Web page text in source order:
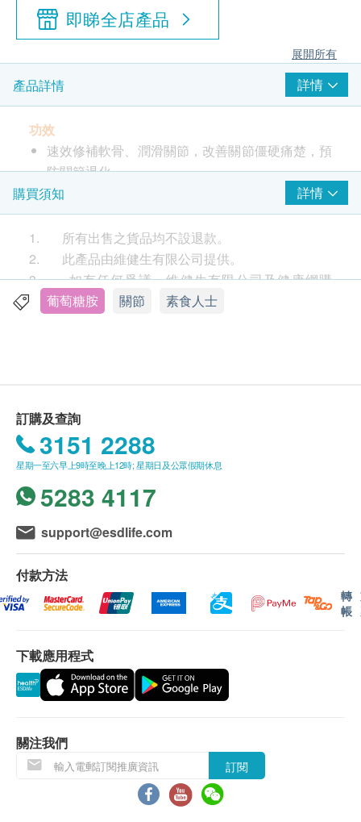
即睇全店產品
展開所有
產品詳情 詳情
功效
速效修補軟骨、潤滑關節，改善關節僵硬痛楚，預
防關節退化
研究證實91.4%用家4星期紓緩膝關節痛*
研究顯示經常使用電子產品易引至頸部不適#
維持肝臟健康
天然葡萄糖胺提煉自菌類，適合素食者
適合低頭族、膝蓋酸軟無力、行動不順、關節退
化/勞損/曾受傷人士
服用方法
成人每日服2次，每次1粒， 隨餐服用。
成份
素食鹽酸葡萄糖胺、薑黃根莖提取物
注意事項
如您正在懷孕或哺乳，有膽結石、膽道阻塞、胃潰
瘍或胃酸過多，服用此產品前請先諮詢醫生。
如對本產品任何成分過敏，請勿服用。
購買須知 詳情
1. 所有出售之貨品均不設退款。
2. 此產品由維健生有限公司提供。
3. 如有任何爭議，維健生有限公司及健康網購
health.ESDlife保留最終決議權。
嶼山 (包括愉景灣), 南丫島, 長洲, 坪洲, 大澳, 梅窩, 昂
平"
2. 我們將於確定訂單後5-7個工作天內安排發貨。
3. 不排除運送時間會因節日而有所影響。當八號
烈風訊號懸掛或黑色暴雨警告生效時，送貨服務時間
將會延遲。
4. 所有訂單須視乎相關貨品的供應情況再作最後
確認。倘若健康網購health.ESDlife未能提供任何訂單
上的貨品，健康網購health.ESDlife有權拒絕接受該訂
單，並且會於送貨前透過電話或電郵通知顧客再作安
保證
1. 貨品質量保證，於顧客收到產品當日起計，食
用期應最少有9個月或以上。
1. 當顧客收取已訂購之貨品時，有責任檢查貨品
是否有損毀情況，一經確認簽收，恕不接受退換。
2. 退換產品必須包裝完整，如退換之產品有任何
殘缺或過期退回，供應商有權不受理。
葡萄糖胺 關節 素食人士
訂購及查詢
3151 2288
星期一至六早上9時至晚上12時; 星期日及公眾假期休息
5283 4117
support@esdlife.com
付款方法
轉
帳
下載應用程式
關注我們
訂閱